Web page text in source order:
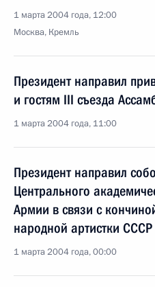
1 марта 2004 года, 12:00
Москва, Кремль
Президент направил
и гостям III съезда
1 марта 2004 года, 11:00
Президент направил
Центрального
Армии в связи с
народной артистки
1 марта 2004 года, 00:00